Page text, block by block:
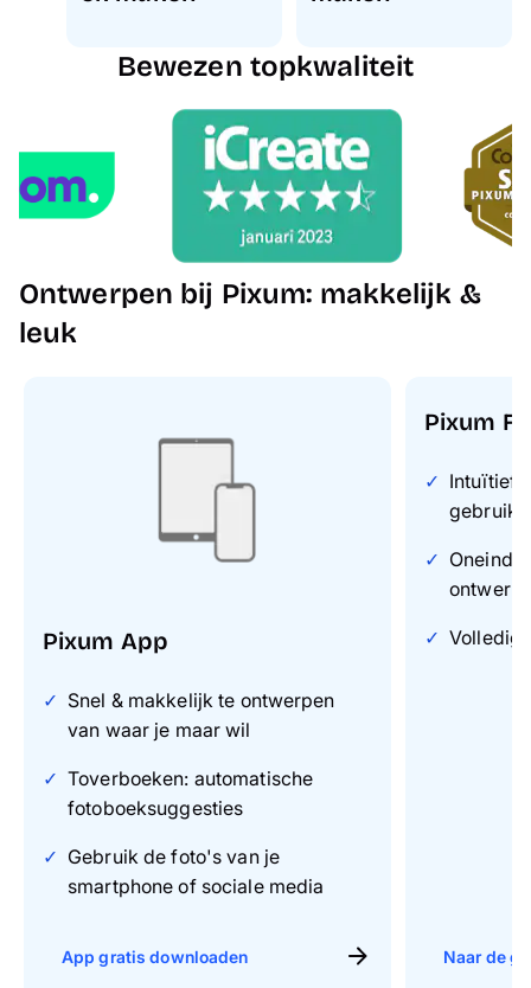
Bewezen topkwaliteit
Ontwerpen bij Pixum: makkelijk &
leuk
Pixum App
Snel & makkelijk te ontwerpen
van waar je maar wil
Toverboeken: automatische
fotoboeksuggesties
Gebruik de foto's van je
smartphone of sociale media
App gratis downloaden
Pixum
Intuïtief
Volledig
Naar de